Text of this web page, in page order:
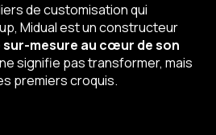
de customisation qui
Midual est un constructeur
sur-mesure au cœur de son
signifie pas transformer, mais
premiers croquis.